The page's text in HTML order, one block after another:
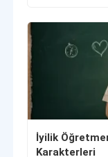
İyilik
Karakterleri